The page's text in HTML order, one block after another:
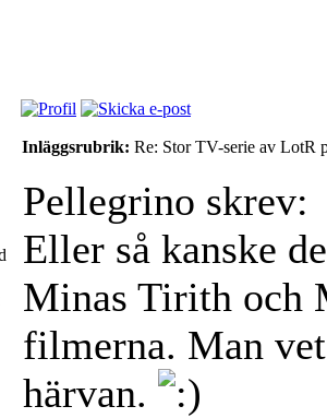
Inläggsrubrik: Re: Stor TV-serie av LotR
Pellegrino skrev:
Eller så kanske
Minas Tirith och
filmerna. Man
härvan.